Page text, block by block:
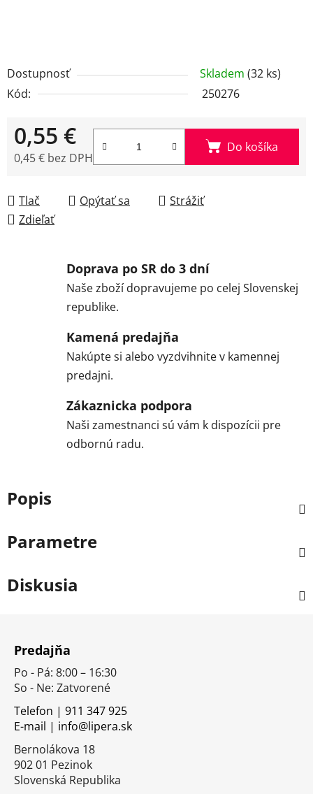
Dostupnosť Skladem (32 ks)
Kód:
250276
0,55 €
0,45 € bez DPH
Do košíka
Tlač Opýtať sa
Strážiť
Zdieľať
Doprava po SR do 3 dní
Naše zboží dopravujeme po celej Slovenskej
republike.
Kamená predajňa
Nakúpte si alebo vyzdvihnite v kamennej
predajni.
Zákaznicka podpora
Naši zamestnanci sú vám k dispozícii pre
odbornú radu.
Popis
Parametre
Diskusia
Predajňa
Po - Pá: 8:00 – 16:30
So - Ne: Zatvorené
Telefon | 911 347 925
E-mail | info@lipera.sk
Bernolákova 18
902 01 Pezinok
Slovenská Republika